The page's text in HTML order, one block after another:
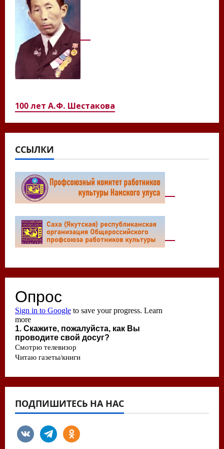
100 лет А.Ф. Шестакова
ССЫЛКИ
ПОДПИШИТЕСЬ НА НАС
vkontaktetelegramodnoklassniki